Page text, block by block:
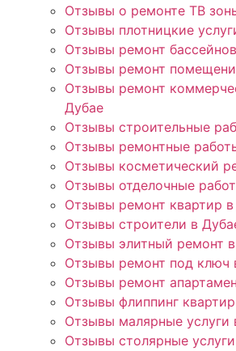
Отзывы о ремонте ТВ
Отзывы плотницкие
Отзывы ремонт
Отзывы ремонт
Отзывы ремонт
Дубае
Отзывы строительные
Отзывы ремонтные
Отзывы косметический
Отзывы отделочные
Отзывы ремонт квартир
Отзывы строители в
Отзывы элитный ремонт
Отзывы ремонт под ключ
Отзывы ремонт
Отзывы флиппинг
Отзывы малярные услуги
Отзывы столярные